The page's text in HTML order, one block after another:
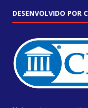
DESENVOLVIDO POR